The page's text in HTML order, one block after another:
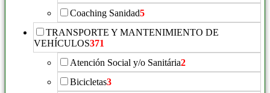
Coaching Sanidad5
TRANSPORTE Y MANTENIMIENTO DE
VEHÍCULOS371
Atención Social y/o Sanitária2
Bicicletas3